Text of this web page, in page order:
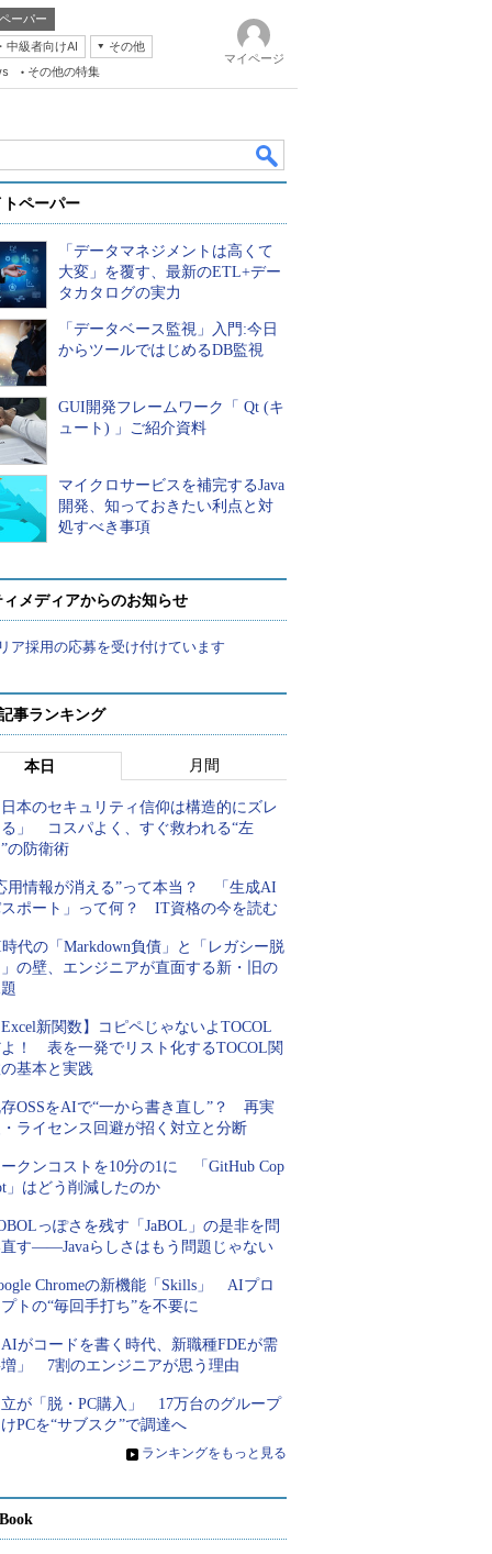
ーパー
中級者向けAI
その他
その他の特集
マイページ
ペーパー
「データマネジメントは高くて
大変」を覆す、最新のETL+デー
タカタログの実力
「データベース監視」入門:今日
からツールではじめるDB監視
GUI開発フレームワーク「 Qt (キ
ュート) 」ご紹介資料
マイクロサービスを補完するJava
開発、知っておきたい利点と対
処すべき事項
メディアからのお知らせ
ア採用の応募を受け付けています
事ランキング
本日 月間
本のセキュリティ信仰は構造的にズレ
」 コスパよく、すぐ救われる“左
の防衛術
用情報が消える”って本当？ 「生成AI
ポート」って何？ IT資格の今を読む
代の「Markdown負債」と「レガシー脱
の壁、エンジニアが直面する新・旧の
新関数】コピペじゃないよTOCOL
！ 表を一発でリスト化するTOCOL関
基本と実践
OSSをAIで“一から書き直し”？ 再実
ライセンス回避が招く対立と分断
クンコストを10分の1に 「GitHub Cop
」はどう削減したのか
っぽさを残す「JaBOL」の是非を問
す――Javaらしさはもう問題じゃない
Chromeの新機能「Skills」 AIプロ
トの“毎回手打ち”を不要に
がコードを書く時代、新職種FDEが需
」 7割のエンジニアが思う理由
が「脱・PC購入」 17万台のグループ
PCを“サブスク”で調達へ
» ランキングをもっと見る